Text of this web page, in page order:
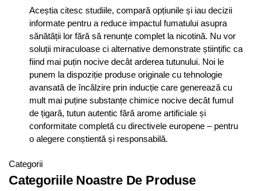
Aceștia citesc studiile, compară opțiunile și iau decizii
informate pentru a reduce impactul fumatului asupra
sănătății lor fără să renunțe complet la nicotină . Nu vor
soluții miraculoase ci alternative demonstrate științific ca
fiind mai puțin nocive decât arderea tutunului . Noi le
punem la dispoziție produse originale cu tehnologie
avansată de încălzire prin inducție care generează cu
mult mai puține substanțe chimice nocive decât fumul
de țigară, tutun autentic fără arome artificiale și
conformitate completă cu directivele europene – pentru
o alegere conștientă și responsabilă.
Categorii
Categoriile Noastre De Produse